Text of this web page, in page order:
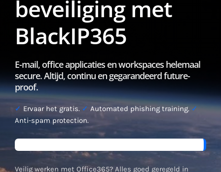
beveiliging met
BlackIP365
E-mail, office applicaties en workspaces helemaal
secure. Altijd, continu en gegarandeerd future-
proof.
✓ Ervaar het gratis. ✓ Automated phishing training. ✓
Anti-spam protection.
Veilig werken met Office365? Alles goed geregeld in